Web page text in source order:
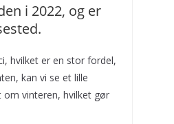
i 2022, og er
hvilket er en stor fordel,
kan vi se et lille
om vinteren, hvilket gør